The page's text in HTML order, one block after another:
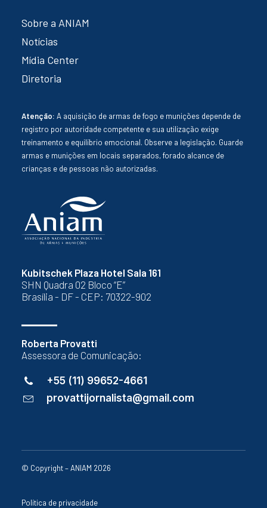
Kubitschek Plaza Hotel Sala 161
SHN Quadra 02 Bloco “E”
Brasília - DF - CEP: 70322-902
Roberta Provatti
Assessora de Comunicação:
+55 (11) 99652-4661
provattijornalista@gmail.com
Sobre a ANIAM
Notícias
Mídia Center
Diretoria
Atenção: A aquisição de armas de fogo e munições depende de
registro por autoridade competente e sua utilização exige
treinamento e equilíbrio emocional. Observe a legislação. Guarde
armas e munições em locais separados, forado alcance de
crianças e de pessoas não autorizadas.
© Copyright – ANIAM 2026
Política de privacidade